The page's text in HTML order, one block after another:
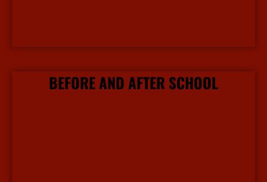
BEFORE AND AFTER SCHOOL